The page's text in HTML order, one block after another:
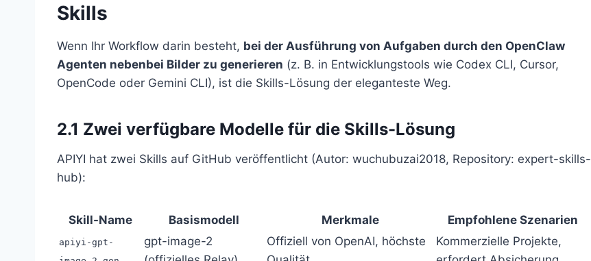
Skills
Wenn Ihr Workflow darin besteht, bei der Ausführung von Aufgaben durch den OpenClaw
Agenten nebenbei Bilder zu generieren (z. B. in Entwicklungstools wie Codex CLI, Cursor,
OpenCode oder Gemini CLI), ist die Skills-Lösung der eleganteste Weg.
2.1 Zwei verfügbare Modelle für die Skills-Lösung
APIYI hat zwei Skills auf GitHub veröffentlicht (Autor: wuchubuzai2018, Repository: expert-skills-
hub):
Skill-Name Basismodell Merkmale Empfohlene Szenarien
apiyi-gpt-
gpt-image-2
Offiziell von OpenAI, höchste
Kommerzielle Projekte,